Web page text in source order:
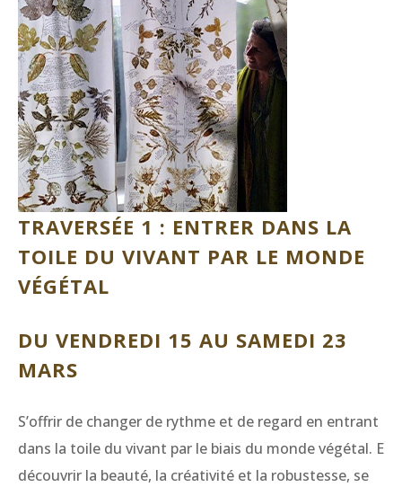
TRAVERSÉE 1 : ENTRER DANS LA
TOILE DU VIVANT PAR LE MONDE
VÉGÉTAL
DU VENDREDI 15 AU SAMEDI 23
MARS
S’offrir de changer de rythme et de regard en entrant
dans la toile du vivant par le biais du monde végétal. En
découvrir la beauté, la créativité et la robustesse, se